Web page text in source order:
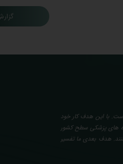
با این هدف کار خود
های پزشکی سطح کشور
هدف بعدی ما تفسیر
از نتایج آزمایش